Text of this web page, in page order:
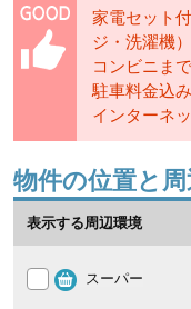
家電セット
ジ・洗濯機
コンビニま
駐車料金込
インターネ
物件の位置と
表示する周辺環境
スーパー